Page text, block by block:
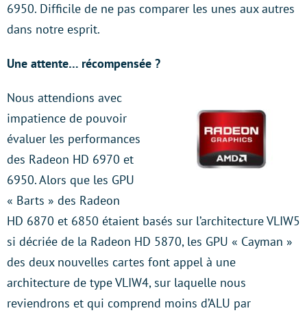
6950. Difficile de ne pas comparer les unes aux autres
dans notre esprit.
Une attente… récompensée ?
Nous attendions avec
impatience de pouvoir
évaluer les performances
des Radeon HD 6970 et
6950. Alors que les GPU
« Barts » des Radeon
HD 6870 et 6850 étaient basés sur l’architecture VLIW5
si décriée de la Radeon HD 5870, les GPU « Cayman »
des deux nouvelles cartes font appel à une
architecture de type VLIW4, sur laquelle nous
reviendrons et qui comprend moins d’ALU par